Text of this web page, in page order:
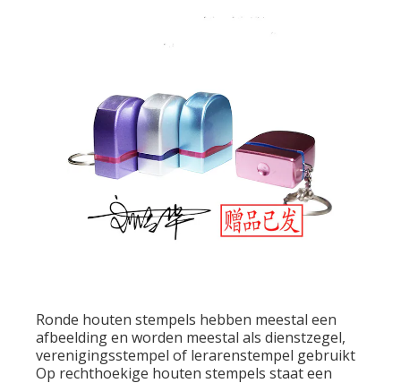
Ronde houten stempels hebben meestal een
afbeelding en worden meestal als dienstzegel,
verenigingsstempel of lerarenstempel gebruikt
Op rechthoekige houten stempels staat een